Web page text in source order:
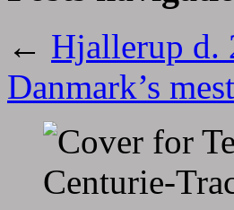
← Hjallerup d.
Danmark’s